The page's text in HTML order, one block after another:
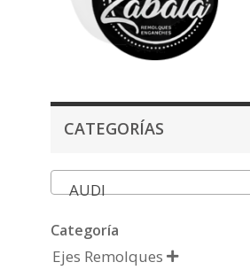
CATEGORÍAS
AUDI
Categoría
Ejes Remolques 